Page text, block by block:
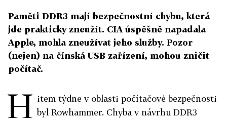
Paměti DDR3 mají bezpečnostní chybu, která
jde prakticky zneužít. CIA úspěšně napadala
Apple, mohla zneužívat jeho služby. Pozor
(nejen) na čínská USB zařízení, mohou zničit
počítač.
H item týdne v oblasti počítačové bezpečnosti
byl Rowhammer. Chyba v návrhu DDR3